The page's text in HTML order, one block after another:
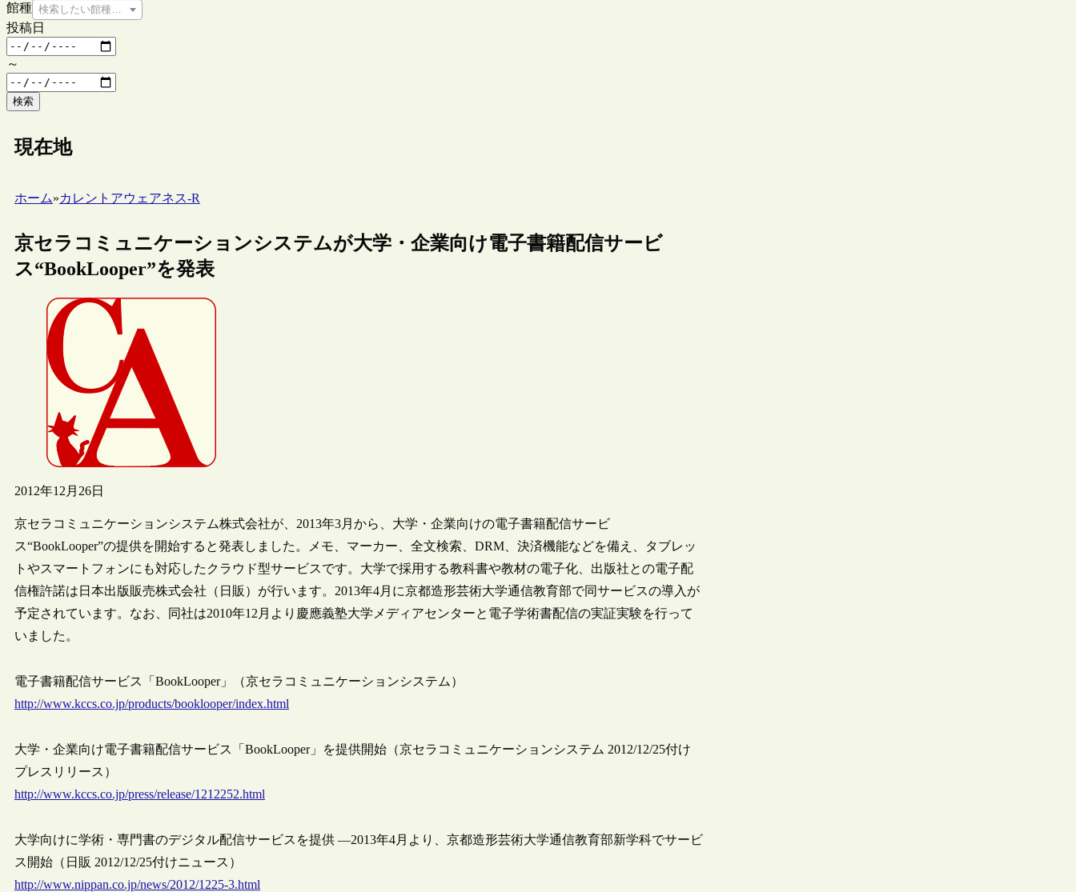
館種 検索したい館種を選択してください
投稿日
～
検索
現在地
ホーム»カレントアウェアネス-R
京セラコミュニケーションシステムが大学・企業向け電子書籍配信サービ
ス“BookLooper”を発表
2012年12月26日
京セラコミュニケーションシステム株式会社が、2013年3月から、大学・企業向けの電子書籍配信サービ
ス“BookLooper”の提供を開始すると発表しました。メモ、マーカー、全文検索、DRM、決済機能などを備え、タブレッ
トやスマートフォンにも対応したクラウド型サービスです。大学で採用する教科書や教材の電子化、出版社との電子配
信権許諾は日本出版販売株式会社（日販）が行います。2013年4月に京都造形芸術大学通信教育部で同サービスの導入が
予定されています。なお、同社は2010年12月より慶應義塾大学メディアセンターと電子学術書配信の実証実験を行って
いました。
電子書籍配信サービス「BookLooper」（京セラコミュニケーションシステム）
http://www.kccs.co.jp/products/booklooper/index.html
大学・企業向け電子書籍配信サービス「BookLooper」を提供開始（京セラコミュニケーションシステム 2012/12/25付け
プレスリリース）
http://www.kccs.co.jp/press/release/1212252.html
大学向けに学術・専門書のデジタル配信サービスを提供 ―2013年4月より、京都造形芸術大学通信教育部新学科でサービ
ス開始（日販 2012/12/25付けニュース）
http://www.nippan.co.jp/news/2012/1225-3.html